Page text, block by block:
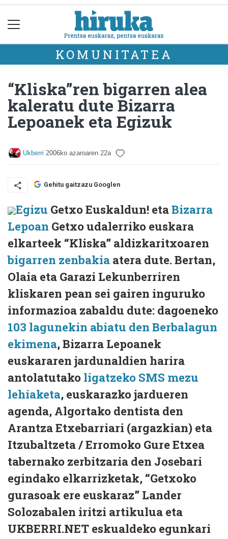
KOMUNITATEA
“Kliska”ren bigarren alea
kaleratu dute Bizarra
Lepoanek eta Egizuk
Ukberri 2006ko azaroaren 22a
Gehitu gaitzazu Googlen
Egizu Getxo Euskaldun! etaBizarra
Lepoan Getxo udalerriko euskara
elkarteek “Kliska” aldizkaritxoaren
bigarren zenbakia atera dute. Bertan,
Olaia eta Garazi Lekunberriren
kliskaren pean sei gairen inguruko
informazioa zabaldu dute: dagoeneko
103 lagunekin abiatu den Berbalagun
ekimena, Bizarra Lepoanek
euskararen jardunaldien harira
antolatutako ligatzeko SMS mezu
lehiaketa, euskarazko jardueren
agenda, Algortako dentista den
Arantza Etxebarriari (argazkian) eta
Itzubaltzeta / Erromoko Gure Etxea
tabernako zerbitzaria den Josebari
egindako elkarrizketak, “Getxoko
gurasoak ere euskaraz” Lander
Solozabalen iritzi artikulua eta
UKBERRI.NET eskualdeko egunkari